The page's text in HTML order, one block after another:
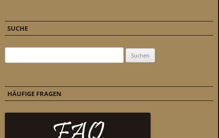
SUCHE
HÄUFIGE FRAGEN